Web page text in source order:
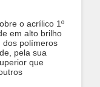
o acrílico 1º
em alto brilho
dos polímeros
pela sua
que